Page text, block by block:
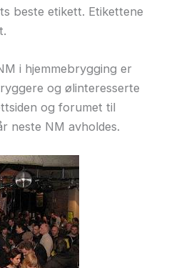
beste etikett. Etikettene
i hjemmebrygging er
og ølinteresserte
og forumet til
neste NM avholdes.